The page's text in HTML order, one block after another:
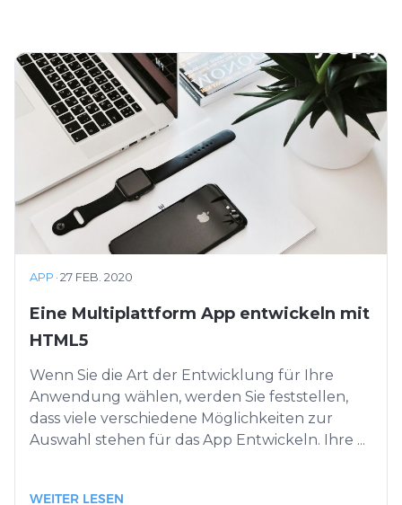
APP ·27 FEB. 2020
Eine Multiplattform App entwickeln mit
HTML5
Wenn Sie die Art der Entwicklung für Ihre
Anwendung wählen, werden Sie feststellen,
dass viele verschiedene Möglichkeiten zur
Auswahl stehen für das App Entwickeln. Ihre ...
WEITER LESEN